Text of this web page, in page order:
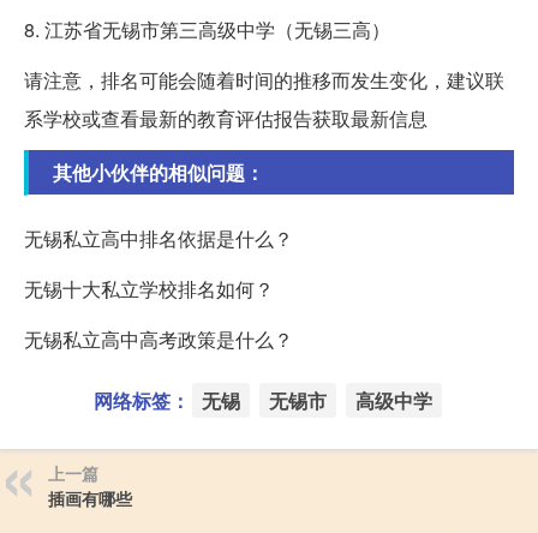
8. 江苏省无锡市第三高级中学（无锡三高）
请注意，排名可能会随着时间的推移而发生变化，建议联
系学校或查看最新的教育评估报告获取最新信息
其他小伙伴的相似问题：
无锡私立高中排名依据是什么？
无锡十大私立学校排名如何？
无锡私立高中高考政策是什么？
网络标签： 无锡 无锡市 高级中学
上一篇
插画有哪些